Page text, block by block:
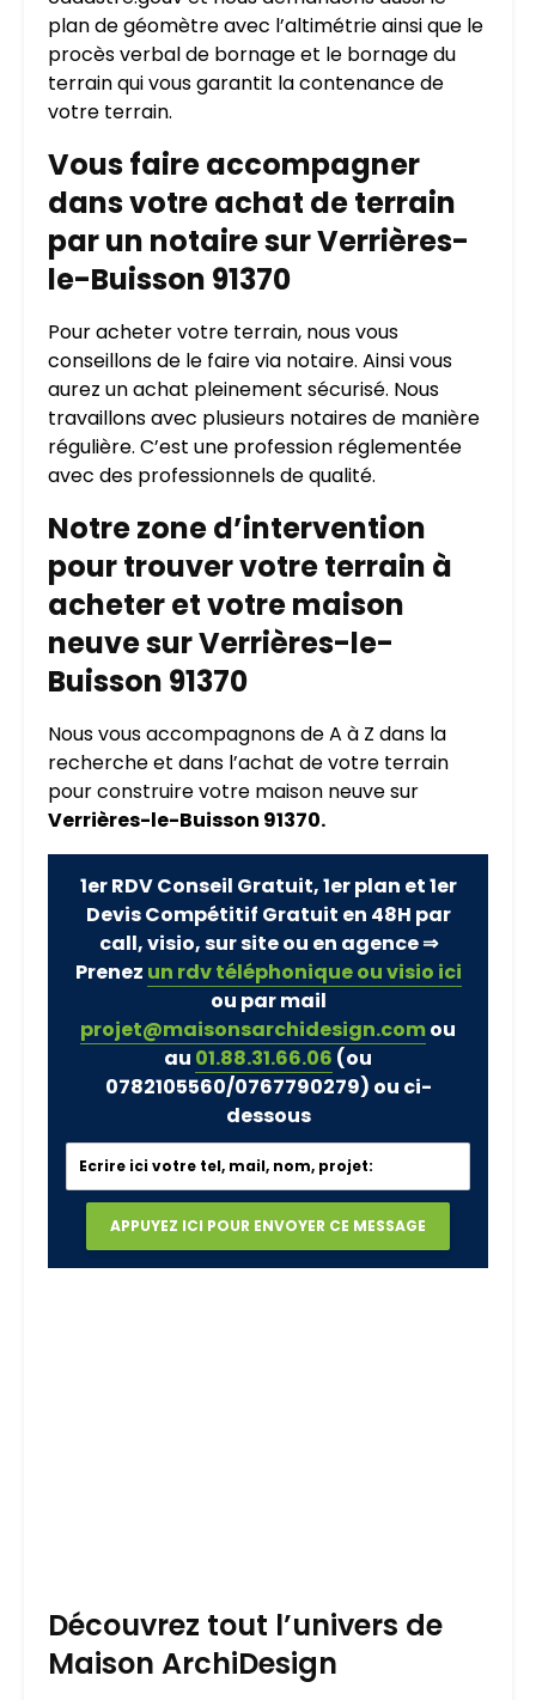
plan de géomètre avec l’altimétrie ainsi que le
procès verbal de bornage et le bornage du
terrain qui vous garantit la contenance de
votre terrain.
Vous faire accompagner
dans votre achat de terrain
par un notaire sur Verrières-
le-Buisson 91370
Pour acheter votre terrain, nous vous
conseillons de le faire via notaire. Ainsi vous
aurez un achat pleinement sécurisé. Nous
travaillons avec plusieurs notaires de manière
régulière. C’est une profession réglementée
avec des professionnels de qualité.
Notre zone d’intervention
pour trouver votre terrain à
acheter et votre maison
neuve sur Verrières-le-
Buisson 91370
Nous vous accompagnons de A à Z dans la
recherche et dans l’achat de votre terrain
pour construire votre maison neuve sur
Verrières-le-Buisson 91370.
1er RDV Conseil Gratuit, 1er plan et 1er
Devis Compétitif Gratuit en 48H par
call, visio, sur site ou en agence ⇒
Prenez un rdv téléphonique ou visio ici
ou par mail
projet@maisonsarchidesign.comou
au 01.88.31.66.06 (ou
0782105560/0767790279) ou ci-
dessous
Découvrez tout l’univers de
Maison ArchiDesign